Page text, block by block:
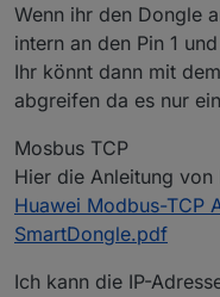
Wenn ihr den Dongle
intern an den Pin 1
Ihr könnt dann mit
abgreifen da es nur
Mosbus TCP
Hier die Anleitung
Huawei Modbus-TCP
SmartDongle.pdf
Ich kann die IP-